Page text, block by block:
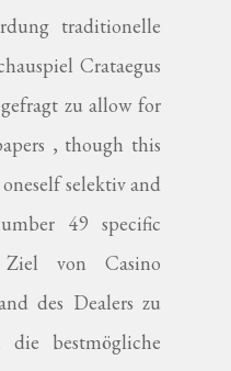
traditionelle
Crataegus
zu allow for
, though this
selektiv and
49 specific
von Casino
des Dealers zu
die bestmögliche